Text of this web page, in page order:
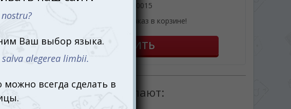
061110015
или оформив заказ в корзине!
С этим товаром покупают: